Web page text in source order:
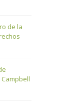
de la